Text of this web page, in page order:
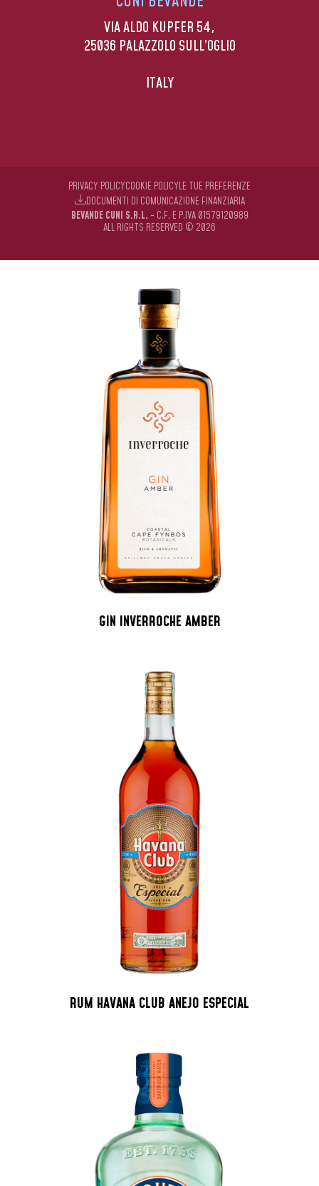
VIA ALDO KUPFER 54,
25036 PALAZZOLO SULL’OGLIO
ITALY
BEVANDE CUNI S.R.L. - C.F. E P.IVA 01579120989
ALL RIGHTS RESERVED © 2026
PRIVACY POLICYCOOKIE POLICYLE TUE PREFERENZE
DOCUMENTI DI COMUNICAZIONE FINANZIARIA
GIN INVERROCHE AMBER
RUM HAVANA CLUB ANEJO ESPECIAL